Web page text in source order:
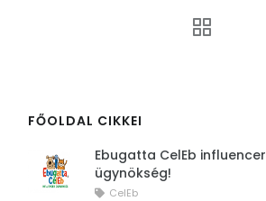
FŐOLDAL CIKKEI
Ebugatta CelEb influencer
ügynökség!
CelEb